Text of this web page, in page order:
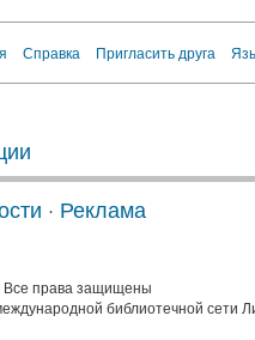
Справка Пригласить друга
· Реклама
права защищены
библиотечной сети